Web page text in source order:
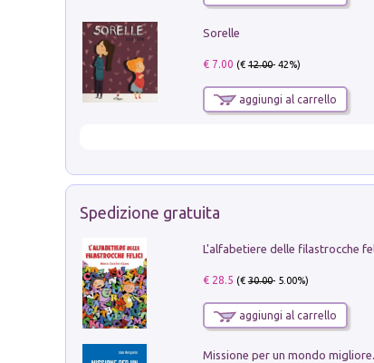
Sorelle
€ 7.00 (€12.00- 42%)
aggiungi al carrello
Spedizione gratuita
L'alfabetiere delle filastrocche
€ 28.5 (€30.00- 5.00%)
aggiungi al carrello